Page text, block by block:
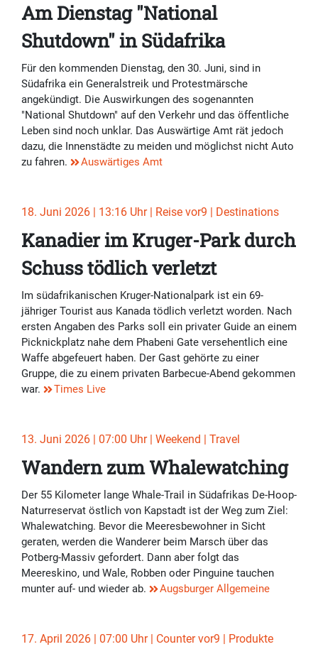
Am Dienstag "National
Shutdown" in Südafrika
Für den kommenden Dienstag, den 30. Juni, sind in
Südafrika ein Generalstreik und Protestmärsche
angekündigt. Die Auswirkungen des sogenannten
"National Shutdown" auf den Verkehr und das öffentliche
Leben sind noch unklar. Das Auswärtige Amt rät jedoch
dazu, die Innenstädte zu meiden und möglichst nicht Auto
zu fahren.
Auswärtiges Amt
18. Juni 2026 | 13:16 Uhr | Reise vor9 | Destinations
Kanadier im Kruger-Park durch
Schuss tödlich verletzt
Im südafrikanischen Kruger-Nationalpark ist ein 69-
jähriger Tourist aus Kanada tödlich verletzt worden. Nach
ersten Angaben des Parks soll ein privater Guide an einem
Picknickplatz nahe dem Phabeni Gate versehentlich eine
Waffe abgefeuert haben. Der Gast gehörte zu einer
Gruppe, die zu einem privaten Barbecue-Abend gekommen
war.
Times Live
13. Juni 2026 | 07:00 Uhr | Weekend | Travel
Wandern zum Whalewatching
Der 55 Kilometer lange Whale-Trail in Südafrikas De-Hoop-
Naturreservat östlich von Kapstadt ist der Weg zum Ziel:
Whalewatching. Bevor die Meeresbewohner in Sicht
geraten, werden die Wanderer beim Marsch über das
Potberg-Massiv gefordert. Dann aber folgt das
Meereskino, und Wale, Robben oder Pinguine tauchen
munter auf- und wieder ab.
Augsburger Allgemeine
17. April 2026 | 07:00 Uhr | Counter vor9 | Produkte